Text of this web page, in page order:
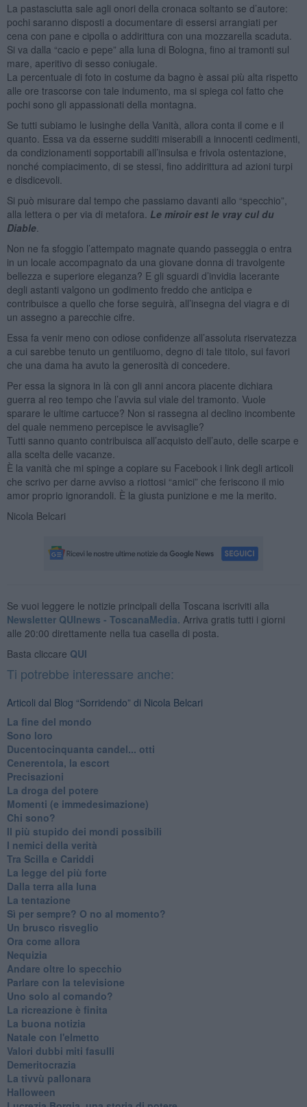
La pastasciutta sale agli onori della cronaca soltanto se d’autore:
pochi saranno disposti a documentare di essersi arrangiati per
cena con pane e cipolla o addirittura con una mozzarella scaduta.
Si va dalla “cacio e pepe” alla luna di Bologna, fino ai tramonti sul
mare, aperitivo di sesso coniugale.
La percentuale di foto in costume da bagno è assai più alta rispetto
alle ore trascorse con tale indumento, ma si spiega col fatto che
pochi sono gli appassionati della montagna.
Se tutti subiamo le lusinghe della Vanità, allora conta il come e il
quanto. Essa va da esserne sudditi miserabili a innocenti cedimenti,
da condizionamenti sopportabili all’insulsa e frivola ostentazione,
nonché compiacimento, di se stessi, fino addirittura ad azioni turpi
e disdicevoli.
Si può misurare dal tempo che passiamo davanti allo “specchio”,
alla lettera o per via di metafora. Le miroir est le vray cul du
Diable.
Non ne fa sfoggio l’attempato magnate quando passeggia o entra
in un locale accompagnato da una giovane donna di travolgente
bellezza e superiore eleganza? E gli sguardi d’invidia lacerante
degli astanti valgono un godimento freddo che anticipa e
contribuisce a quello che forse seguirà, all’insegna del viagra e di
un assegno a parecchie cifre.
Essa fa venir meno con odiose confidenze all’assoluta riservatezza
a cui sarebbe tenuto un gentiluomo, degno di tale titolo, sui favori
che una dama ha avuto la generosità di concedere.
Per essa la signora in là con gli anni ancora piacente dichiara
guerra al reo tempo che l’avvia sul viale del tramonto. Vuole
sparare le ultime cartucce? Non si rassegna al declino incombente
del quale nemmeno percepisce le avvisaglie?
Tutti sanno quanto contribuisca all’acquisto dell’auto, delle scarpe e
alla scelta delle vacanze.
È la vanità che mi spinge a copiare su Facebook i link degli articoli
che scrivo per darne avviso a riottosi “amici” che feriscono il mio
amor proprio ignorandoli. È la giusta punizione e me la merito.
Nicola Belcari
Se vuoi leggere le notizie principali della Toscana iscriviti alla
Newsletter QUInews - ToscanaMedia. Arriva gratis tutti i giorni
alle 20:00 direttamente nella tua casella di posta.
Basta cliccare QUI
Ti potrebbe interessare anche:
Articoli dal Blog “Sorridendo” di Nicola Belcari
La fine del mondo
Sono loro
Ducentocinquanta candel... otti
Cenerentola, la escort
Precisazioni
La droga del potere
Momenti (e immedesimazione)
Chi sono?
Il più stupido dei mondi possibili
I nemici della verità
Tra Scilla e Cariddi
La legge del più forte
Dalla terra alla luna
La tentazione
​Sì per sempre? O no al momento?
Un brusco risveglio
Ora come allora
Nequizia
Andare oltre lo specchio
Parlare con la televisione
Uno solo al comando?
La ricreazione è finita
La buona notizia
Natale con l'elmetto
Valori dubbi miti fasulli
Demeritocrazia
La tivvù pallonara
Halloween